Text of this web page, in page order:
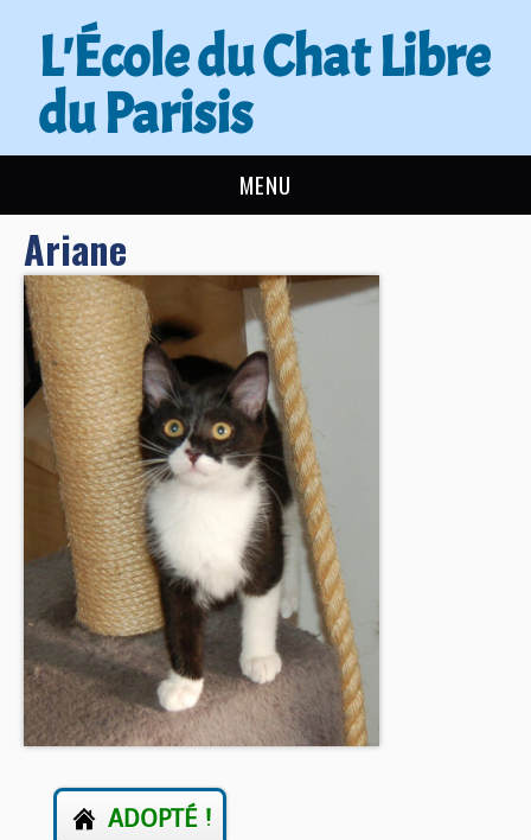
L'École du Chat Libre
du Parisis
MENU
L’ÉCOLE DU CHAT
ACTUALITÉS
ADOPTER
NOUS AIDER
CONTACT
BOUTIQUE
FORUM
Ariane
ADOPTÉ !